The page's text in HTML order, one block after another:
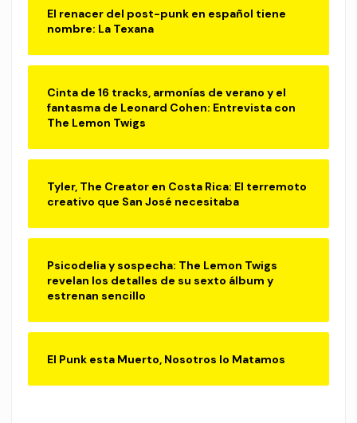
El renacer del post-punk en español tiene
nombre: La Texana
Cinta de 16 tracks, armonías de verano y el
fantasma de Leonard Cohen: Entrevista con
The Lemon Twigs
Tyler, The Creator en Costa Rica: El terremoto
creativo que San José necesitaba
Psicodelia y sospecha: The Lemon Twigs
revelan los detalles de su sexto álbum y
estrenan sencillo
El Punk esta Muerto, Nosotros lo Matamos